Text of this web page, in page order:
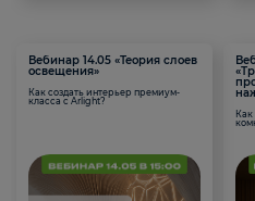
Вебинар 14.05 «Теория слоев
освещения»
Как создать интерьер премиум-
класса с Arlight?